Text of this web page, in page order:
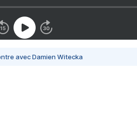
avec Damien Witecka